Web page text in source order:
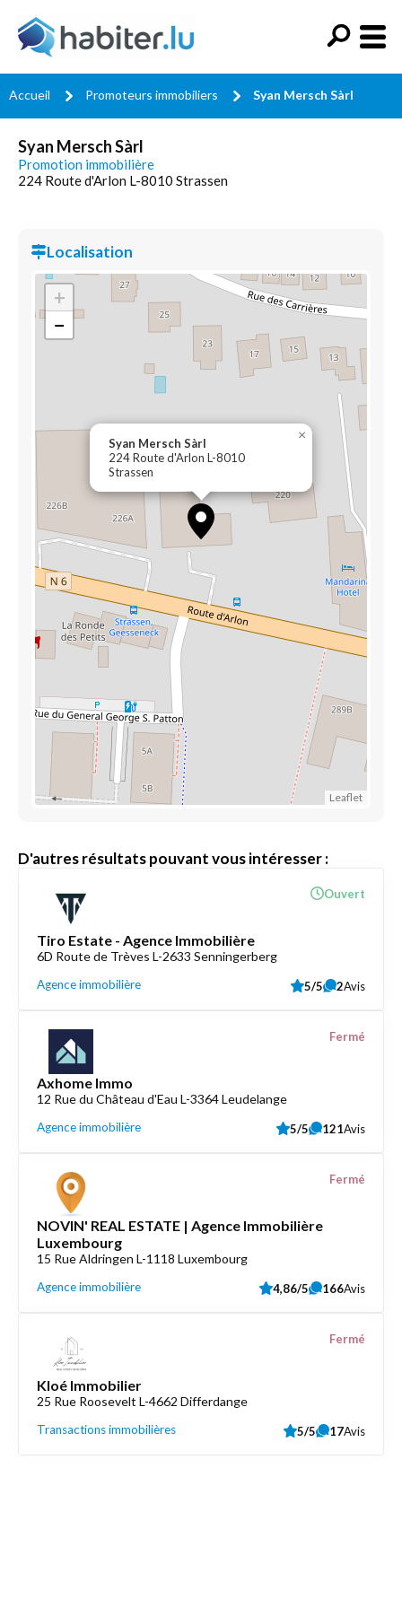
Accueil Promoteurs immobiliers Syan Mersch Sàrl
Syan Mersch Sàrl
Promotion immobilière
224 Route d'Arlon L-8010 Strassen
Localisation
Syan Mersch Sàrl
224 Route d'Arlon L-8010
Strassen
×
+
−
Leaflet
D'autres résultats pouvant vous intéresser :
Tiro Estate - Agence Immobilière
6D Route de Trèves L-2633 Senningerberg
Agence immobilière
Ouvert
5/5 2Avis
Axhome Immo
12 Rue du Château d'Eau L-3364 Leudelange
Agence immobilière
Fermé
5/5 121Avis
NOVIN' REAL ESTATE | Agence Immobilière
Luxembourg
15 Rue Aldringen L-1118 Luxembourg
Agence immobilière
Fermé
4,86/5 166Avis
Kloé Immobilier
25 Rue Roosevelt L-4662 Differdange
Transactions immobilières
Fermé
5/5 17Avis